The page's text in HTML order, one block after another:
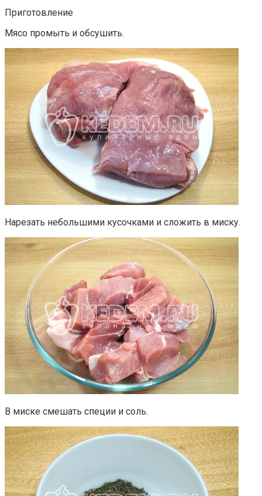
Приготовление
Мясо промыть и обсушить.
Нарезать небольшими кусочками и сложить в миску.
В миске смешать специи и соль.